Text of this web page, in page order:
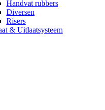
Handvat rubbers
Diversen
Risers
& Uitlaatsysteem